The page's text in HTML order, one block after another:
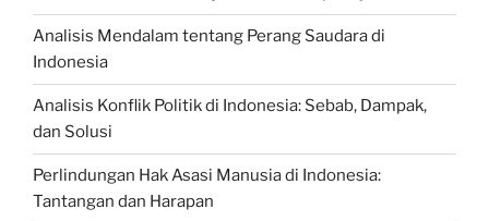
Analisis Mendalam tentang Perang Saudara di
Indonesia
Analisis Konflik Politik di Indonesia: Sebab, Dampak,
dan Solusi
Perlindungan Hak Asasi Manusia di Indonesia:
Tantangan dan Harapan